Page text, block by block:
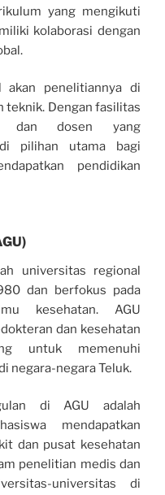
yang mengikuti
kolaborasi dengan
penelitiannya di
teknik. Dengan fasilitas
dan dosen yang
pilihan utama bagi
pendidikan
universitas regional
dan berfokus pada
kesehatan. AGU
dan kesehatan
untuk memenuhi
negara-negara Teluk.
di AGU adalah
mendapatkan
dan pusat kesehatan
penelitian medis dan
universitas di